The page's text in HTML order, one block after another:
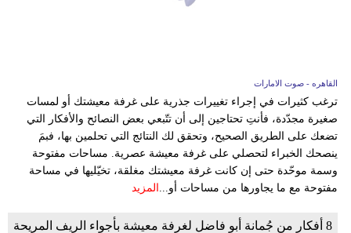
القاهره - صوت الامارات
ترغب كثيرات في إجراء تغييرات جذرية على غرفة معيشتك أو لمسات
صغيرة مجدّدة، فأنتِ تحتاجين إلى أن تتّبعي بعض النصائح والأفكار التي
تضعك على الطريق الصحيح، وتحقق لك النتائج التي تحلمين بها، فبمَ
ينصحك الخبراء لتحصلي على غرفة معيشة عصرية. مساحات مفتوحة
وسمة موحّدة حتى إن كانت غرفة معيشتك مغلقة، تخيّليها في مساحة
مفتوحة مع ما يجاورها من مساحات أو...
المزيد
8 أفكار من جُمانة أبو فاضل لغرفة معيشة بأجواء الريف المريحة